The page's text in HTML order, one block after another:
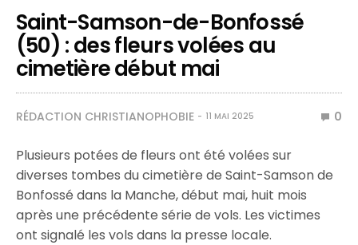
Saint-Samson-de-Bonfossé
(50) : des fleurs volées au
cimetière début mai
RÉDACTION CHRISTIANOPHOBIE 11 MAI 2025 0
Plusieurs potées de fleurs ont été volées sur
diverses tombes du cimetière de Saint-Samson de
Bonfossé dans la Manche, début mai, huit mois
après une précédente série de vols. Les victimes
ont signalé les vols dans la presse locale.